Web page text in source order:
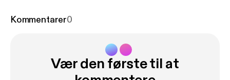
Redes Sociales y menores: Consejos - El futuro del
ChatGPT e impacto en la creación de contenidos -
Recomendaciones sobre podcasts - 1 palabra para
cada red social - La sección de la pregunta en
Kommentarer0
Vær den første til at